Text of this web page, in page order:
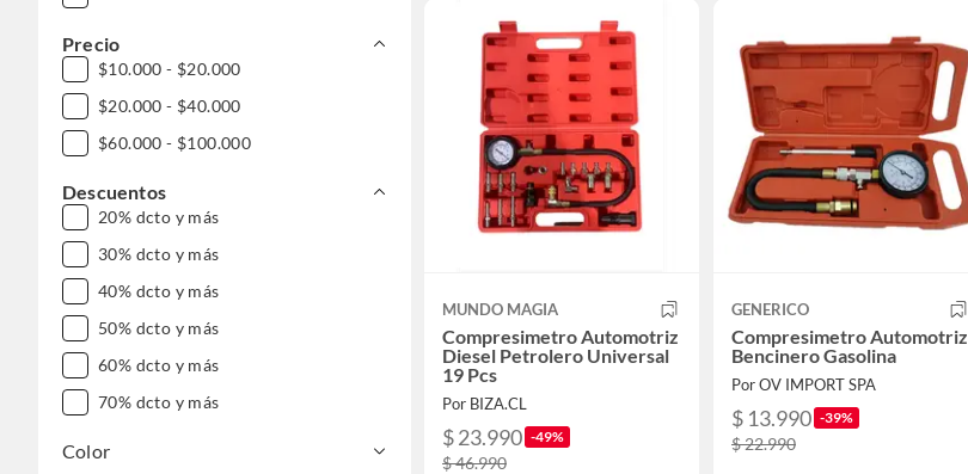
Precio
$10.000 - $20.000
$20.000 - $40.000
$60.000 - $100.000
Descuentos
20% dcto y más
30% dcto y más
40% dcto y más
50% dcto y más
60% dcto y más
70% dcto y más
Color
MUNDO MAGIA
Compresimetro Automotriz
Diesel Petrolero Universal
19 Pcs
Por BIZA.CL
$ 23.990 -49%
$ 46.990
GENERICO
Compresimetro Automotriz
Bencinero Gasolina
Por OV IMPORT SPA
$ 13.990 -39%
$ 22.990